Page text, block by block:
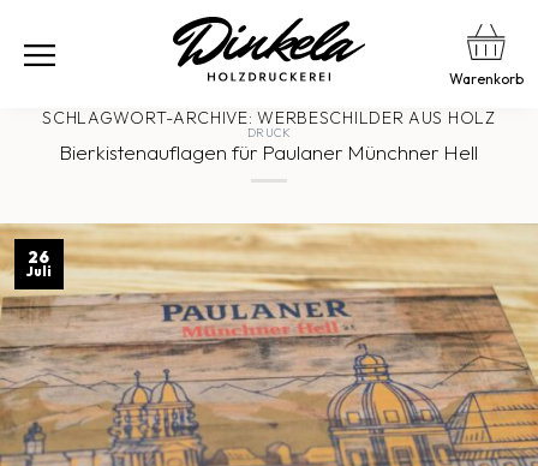
Warenkorb
SCHLAGWORT-ARCHIVE:WERBESCHILDER AUS HOLZ
DRUCK
Bierkistenauflagen für Paulaner Münchner Hell
26
Juli